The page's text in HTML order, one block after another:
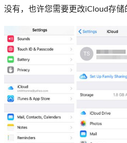
没有，也许您需要更改iCloud存储